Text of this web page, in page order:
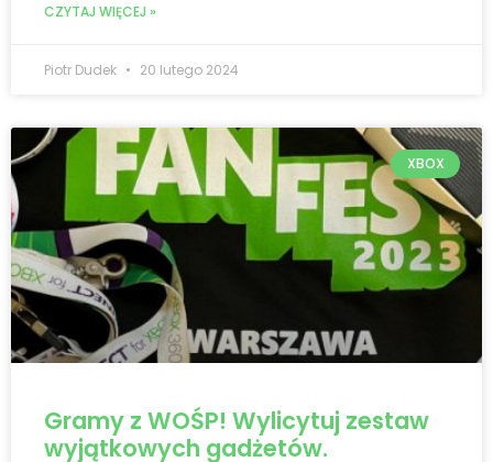
CZYTAJ WIĘCEJ »
Piotr Dudek 20 lutego 2024
XBOX
Gramy z WOŚP! Wylicytuj zestaw
wyjątkowych gadżetów.